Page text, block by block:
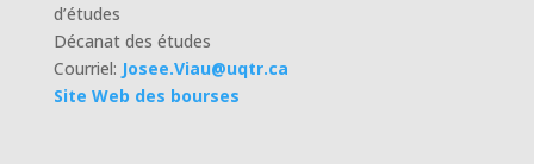
d’études
Décanat des études
Courriel: Josee.Viau@uqtr.ca
Site Web des bourses